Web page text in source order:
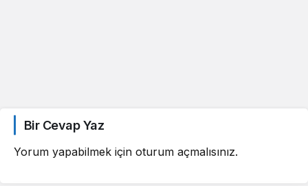
Bir Cevap Yaz
Yorum yapabilmek için oturum açmalısınız.